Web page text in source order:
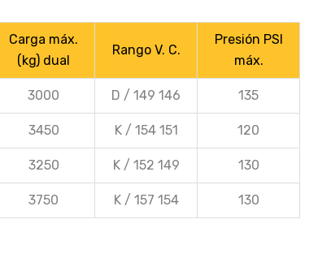
Carga máx.
(kg) dual
Rango V. C.
Presión PSI
máx.
3000 D / 149 146 135
3450 K / 154 151 120
3250 K / 152 149 130
3750 K / 157 154 130